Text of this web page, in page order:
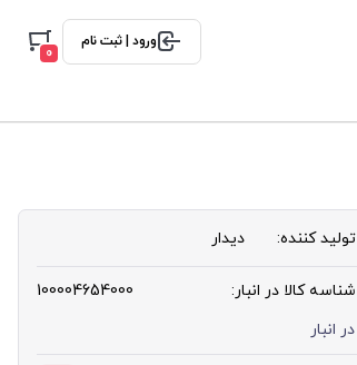
ورود | ثبت نام
0
تولید کننده: دیدار
شناسه کالا در انبار:
100004654000
در انبار